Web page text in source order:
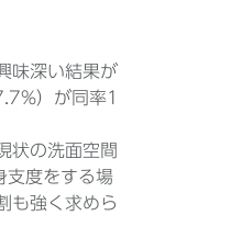
味深い結果が
）が同率1
状の洗面空間
支度をする場
も強く求めら